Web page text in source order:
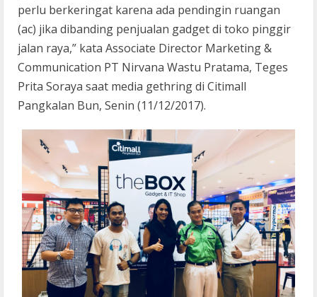
perlu berkeringat karena ada pendingin ruangan
(ac) jika dibanding penjualan gadget di toko pinggir
jalan raya,” kata Associate Director Marketing &
Communication PT Nirvana Wastu Pratama, Teges
Prita Soraya saat media gethring di Citimall
Pangkalan Bun, Senin (11/12/2017).